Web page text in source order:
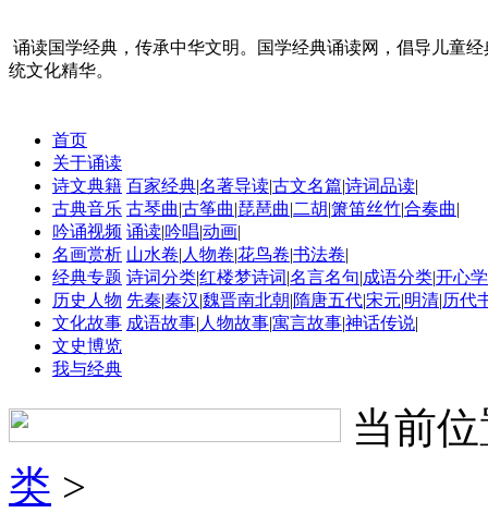
诵读国学经典，传承中华文明。国学经典诵读网，倡导儿童
统文化精华。
首页
关于诵读
诗文典籍 百家经典|名著导读|古文名篇|诗词品读|
古典音乐 古琴曲|古筝曲|琵琶曲|二胡|箫笛丝竹|合奏曲|
吟诵视频 诵读|吟唱|动画|
名画赏析 山水卷| 人物卷|花鸟卷|书法卷|
经典专题 诗词分类|红楼梦诗词|名言名句|成语分类|开心
历史人物 先秦|秦汉|魏晋南北朝|隋唐五代|宋元|明清|历代
文化故事 成语故事| 人物故事|寓言故事|神话传说|
文史博览
我与经典
当前
类 >